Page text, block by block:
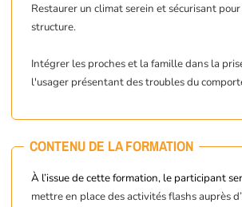
Restaurer un climat serein et sécurisant
structure.
Intégrer les proches et la famille dans la
l'usager présentant des troubles du
CONTENU DE LA FORMATION
À l’issue de cette formation, le participant
mettre en place des activités flashs auprès